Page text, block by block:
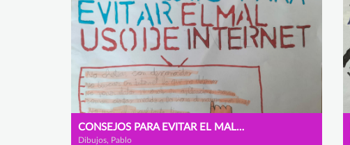
CONSEJOS PARA EVITAR EL MAL USO DE INTERNET
Dibujos, Pablo